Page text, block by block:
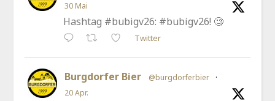
30 Mai
Hashtag #bubigv26: #bubigv26! 🧐
Twitter
Burgdorfer Bier @burgdorferbier
·
20 Apr.